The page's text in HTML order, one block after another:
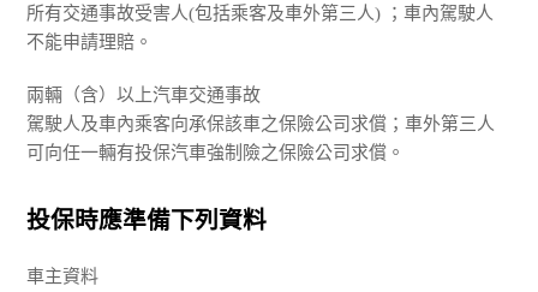
所有交通事故受害人(包括乘客及車外第三人) ；車內駕駛人
不能申請理賠。
兩輛（含）以上汽車交通事故
駕駛人及車內乘客向承保該車之保險公司求償；車外第三人
可向任一輛有投保汽車強制險之保險公司求償。
投保時應準備下列資料
車主資料